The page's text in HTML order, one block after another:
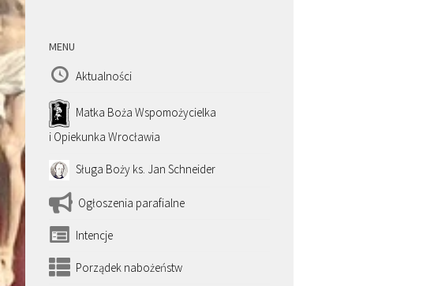
MENU
Aktualności
Matka Boża Wspomożycielka
i Opiekunka Wrocławia
Sługa Boży ks. Jan Schneider
Ogłoszenia parafialne
Intencje
Porządek nabożeństw